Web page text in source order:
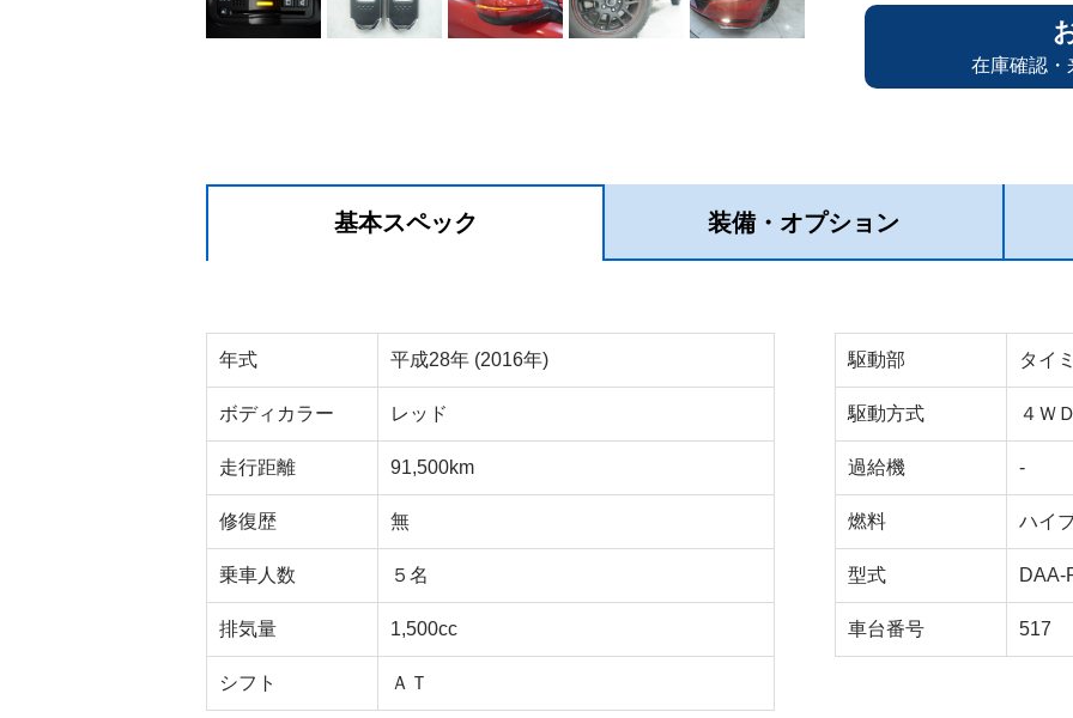
在庫確認・
基本スペック 装備・オプション
年式 平成28年 (2016年)
ボディカラー レッド
走行距離 91,500km
修復歴 無
乗車人数 ５名
排気量 1,500cc
シフト ＡＴ
駆動部 タイ
駆動方式 ４ＷＤ
過給機 -
燃料 ハイ
型式 DAA-
車台番号 517